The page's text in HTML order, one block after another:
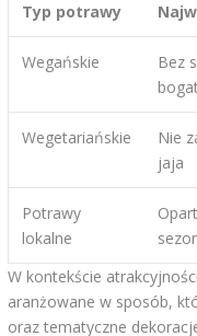
Typ potrawy
Wegańskie
Bez
Wegetariańskie
Nie
jaja
Potrawy
lokalne
W kontekście
aranżowane w sposób,
oraz tematyczne